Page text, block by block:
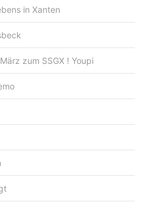
in Xanten
zum SSGX ! Youpi